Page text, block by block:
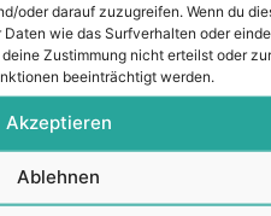
oder darauf zuzugreifen. Wenn du
wie das Surfverhalten oder
Zustimmung nicht erteilst oder
beeinträchtigt werden.
Akzeptieren
Ablehnen
Speicherstraße 5
218 41